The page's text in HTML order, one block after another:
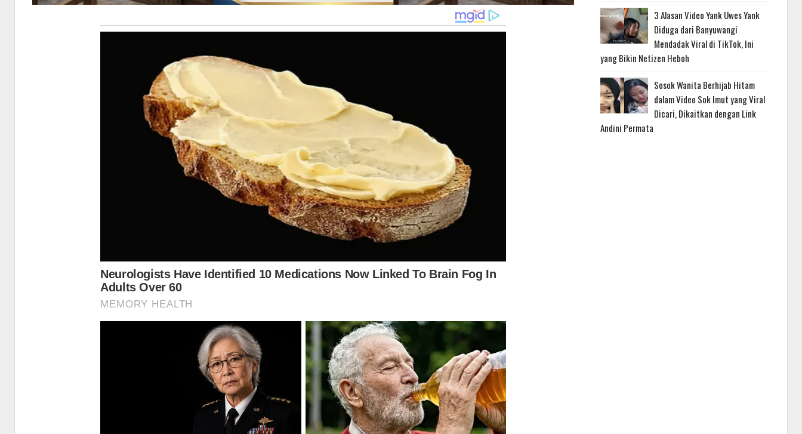
3 Alasan Video Yank Uwes Yank
Diduga dari Banyuwangi
Mendadak Viral di TikTok, Ini
yang Bikin Netizen Heboh
Sosok Wanita Berhijab Hitam
dalam Video Sok Imut yang Viral
Dicari, Dikaitkan dengan Link
Andini Permata